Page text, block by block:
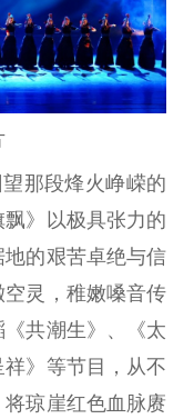
那段烽火峥嵘的
》以极具张力的
的艰苦卓绝与信
灵，稚嫩嗓音传
共潮生》、《太
》等节目，从不
琼崖红色血脉赓